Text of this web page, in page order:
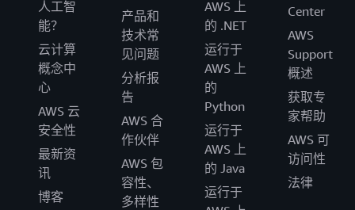
人工智
能？
云计算
概念中
心
AWS 云
安全性
最新资
讯
博客
产品和
技术常
见问题
分析报
告
AWS 合
作伙伴
AWS 包
容性、
多样性
AWS 上
的 .NET
运行于
AWS 上
的
Python
运行于
AWS 上
的 Java
运行于
Center
AWS
Support
概述
获取专
家帮助
AWS 可
访问性
法律